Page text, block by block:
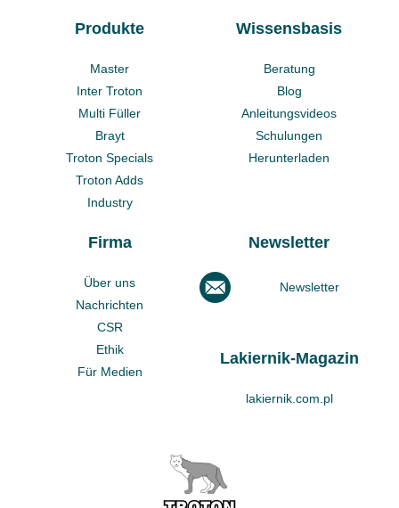
Produkte
Master
Inter Troton
Multi Füller
Brayt
Troton Specials
Troton Adds
Industry
Wissensbasis
Beratung
Blog
Anleitungsvideos
Schulungen
Herunterladen
Firma
Über uns
Nachrichten
CSR
Ethik
Für Medien
Newsletter
Newsletter
Lakiernik-Magazin
lakiernik.com.pl